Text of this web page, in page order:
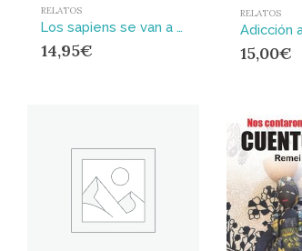
RELATOS
Los sapiens se van a casa
14,95€
RELATOS
15,00€